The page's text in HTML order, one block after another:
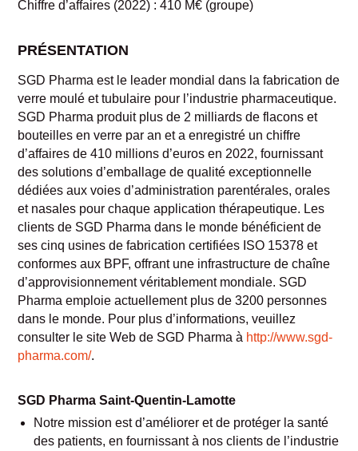
Chiffre d’affaires (2022) : 410 M€ (groupe)
PRÉSENTATION
SGD Pharma est le leader mondial dans la fabrication de
verre moulé et tubulaire pour l’industrie pharmaceutique.
SGD Pharma produit plus de 2 milliards de flacons et
bouteilles en verre par an et a enregistré un chiffre
d’affaires de 410 millions d’euros en 2022, fournissant
des solutions d’emballage de qualité exceptionnelle
dédiées aux voies d’administration parentérales, orales
et nasales pour chaque application thérapeutique. Les
clients de SGD Pharma dans le monde bénéficient de
ses cinq usines de fabrication certifiées ISO 15378 et
conformes aux BPF, offrant une infrastructure de chaîne
d’approvisionnement véritablement mondiale. SGD
Pharma emploie actuellement plus de 3200 personnes
dans le monde. Pour plus d’informations, veuillez
consulter le site Web de SGD Pharma à http://www.sgd-
pharma.com/.
SGD Pharma Saint-Quentin-Lamotte
Notre mission est d’améliorer et de protéger la santé
des patients, en fournissant à nos clients de l’industrie